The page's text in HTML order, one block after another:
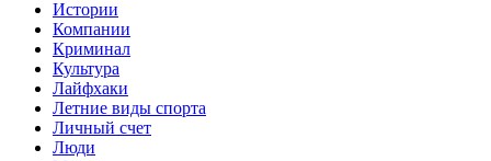
Истории
Компании
Криминал
Культура
Лайфхаки
Летние виды спорта
Личный счет
Люди